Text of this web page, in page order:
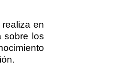
en
sobre los